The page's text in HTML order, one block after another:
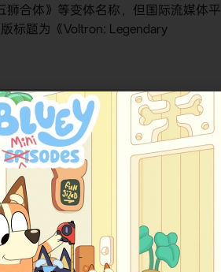
合体》等变体名称，但国际流媒体平
标题为《Voltron: Legendary
年数据），观众评价多集中于其画面
对经典IP的现代化处理与团队成长描